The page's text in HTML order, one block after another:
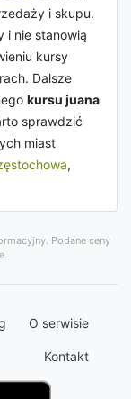
i skupu.
i nie stanowią
kursy
Dalsze
kursu juana
sprawdzić
miast
,
Podane ceny
O serwisie
Kontakt